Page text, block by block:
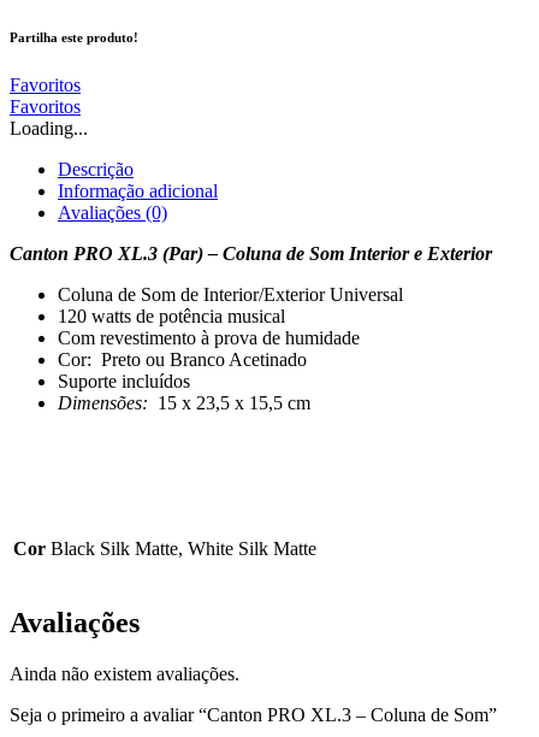
Partilha este produto!
Favoritos
Favoritos
Loading...
Descrição
Informação adicional
Avaliações (0)
Canton PRO XL.3 (Par) – Coluna de Som Interior e Exterior
Coluna de Som de Interior/Exterior Universal
120 watts de potência musical
Com revestimento à prova de humidade
Cor: Preto ou Branco Acetinado
Suporte incluídos
Dimensões: 15 x 23,5 x 15,5 cm
Cor Black Silk Matte, White Silk Matte
Avaliações
Ainda não existem avaliações.
Seja o primeiro a avaliar “Canton PRO XL.3 – Coluna de Som”